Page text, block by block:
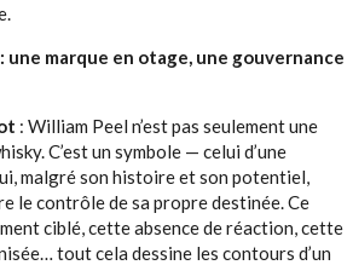
une marque en otage, une gouvernance
: William Peel n’est pas seulement une
C’est un symbole — celui d’une
malgré son histoire et son potentiel,
le contrôle de sa propre destinée. Ce
ciblé, cette absence de réaction, cette
tout cela dessine les contours d’un